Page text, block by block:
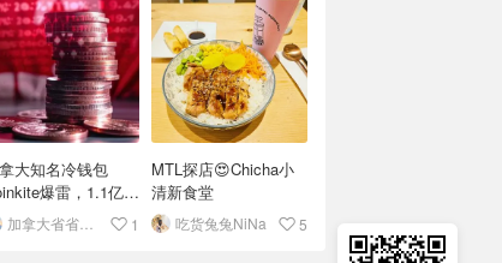
大知名冷钱包
爆雷，1.1亿美
特币蒸发！
1
MTL探店😍Chicha小
清新食堂
吃货兔兔NiNa 5